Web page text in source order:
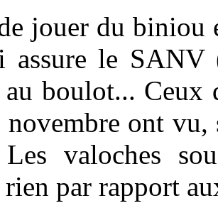
jouer du biniou
le SANV
boulot... Ceux
ont vu,
valoches
par rapport